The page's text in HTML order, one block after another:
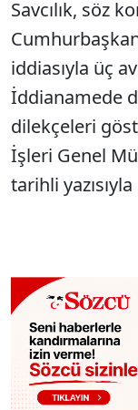
Savcılık, söz
iddiasıyla üç
İddianamede
dilekçeleri
İşleri Genel
tarihli